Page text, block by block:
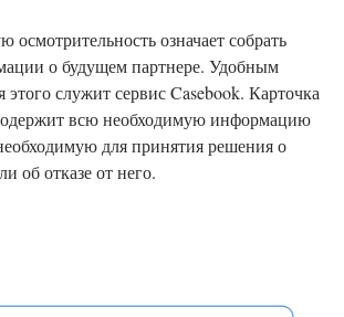
означает собрать
о будущем партнере. Удобным
служит сервис Casebook. Карточка
всю необходимую информацию
для принятия решения о
об отказе от него.